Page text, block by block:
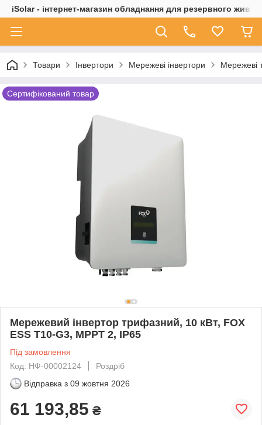
iSolar - інтернет-магазин обладнання для резервного
Товари Інвертори Мережеві інвертори Мережеві
Сертифікований товар
Мережевий інвертор трифазний, 10 кВт, FOX
ESS T10-G3, MPPT 2, IP65
Під замовлення
Код: НФ-00002124
Роздріб
Відправка з 09 жовтня 2026
61 193,85 ₴